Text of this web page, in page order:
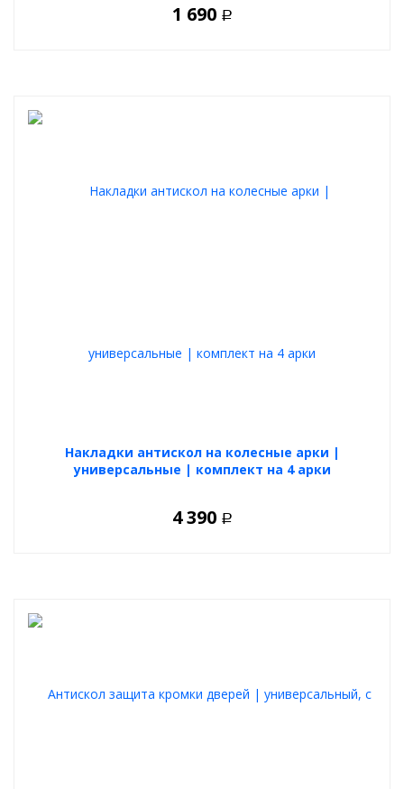
1 690 Р
Накладки антискол на колесные арки |
универсальные | комплект на 4 арки
4 390 Р